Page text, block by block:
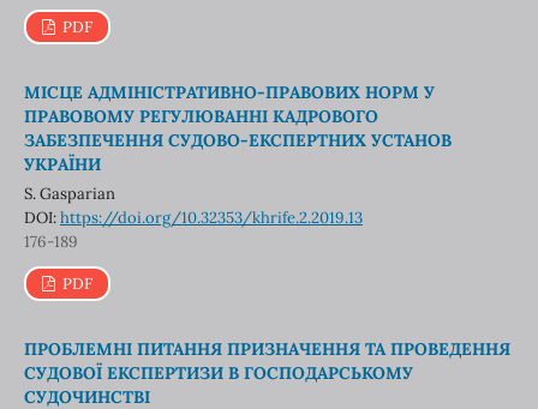
PDF
МІСЦЕ АДМІНІСТРАТИВНО-ПРАВОВИХ НОРМ У
ПРАВОВОМУ РЕГУЛЮВАННІ КАДРОВОГО
ЗАБЕЗПЕЧЕННЯ СУДОВО-ЕКСПЕРТНИХ УСТАНОВ
УКРАЇНИ
S. Gasparian
DOI:https://doi.org/10.32353/khrife.2.2019.13
176-189
PDF
ПРОБЛЕМНІ ПИТАННЯ ПРИЗНАЧЕННЯ ТА ПРОВЕДЕННЯ
СУДОВОЇ ЕКСПЕРТИЗИ В ГОСПОДАРСЬКОМУ
СУДОЧИНСТВІ